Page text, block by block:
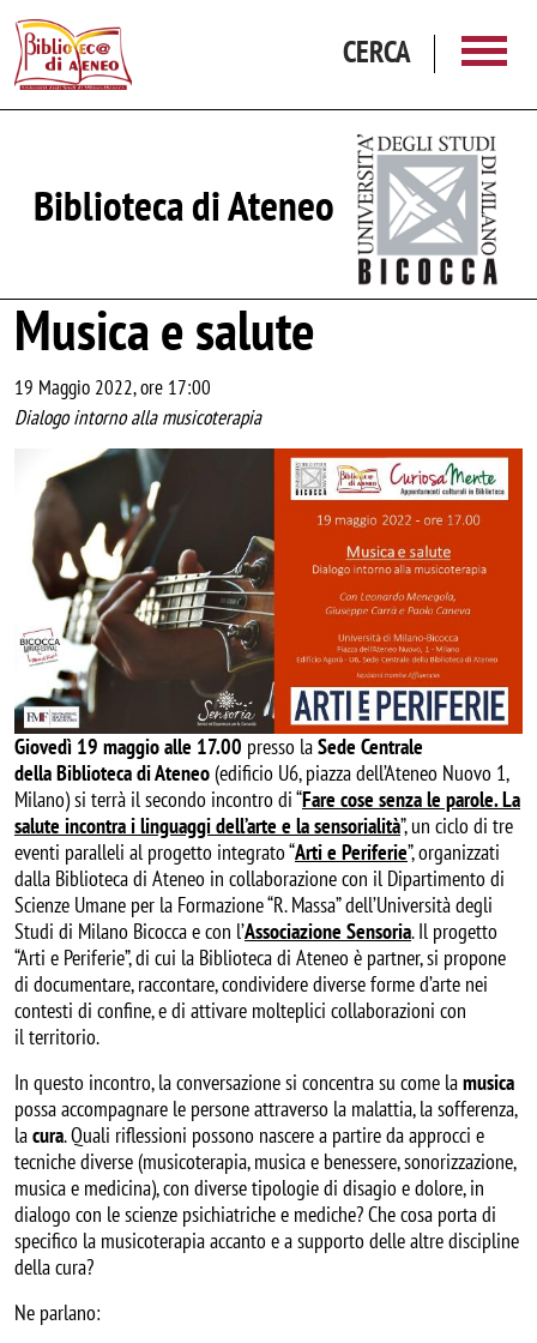
CERCA
Biblioteca di Ateneo
Musica e salute
19 Maggio 2022, ore 17:00
Dialogo intorno alla musicoterapia
Giovedì 19 maggioalle 17.00 presso laSede Centrale
della Biblioteca di Ateneo(edificio U6, piazza dell’Ateneo Nuovo 1,
Milano) si terrà il secondo incontro di “Fare cose senza le parole.La
salute incontra i linguaggi dell’arte e la sensorialità”, un ciclo di tre
eventi paralleli al progetto integrato “Arti e Periferie”, organizzati
dalla Biblioteca di Ateneo in collaborazione con il Dipartimento di
Scienze Umane per la Formazione “R. Massa” dell’Università degli
Studi di Milano Bicocca e con l’Associazione Sensoria. Il progetto
“Arti e Periferie”, di cui la Biblioteca di Ateneo è partner, si propone
di documentare, raccontare, condividere diverse forme d’arte nei
contesti di confine, e di attivare molteplici collaborazioni con
il territorio.
In questo incontro, la conversazione si concentra su come lamusica
possa accompagnare le persone attraverso la malattia, la sofferenza,
lacura. Quali riflessioni possono nascere a partire da approcci e
tecniche diverse (musicoterapia, musica e benessere, sonorizzazione,
musica e medicina), con diverse tipologie di disagio e dolore, in
dialogo con le scienze psichiatriche e mediche? Che cosa porta di
specifico la musicoterapia accanto e a supporto delle altre discipline
della cura?
Ne parlano: